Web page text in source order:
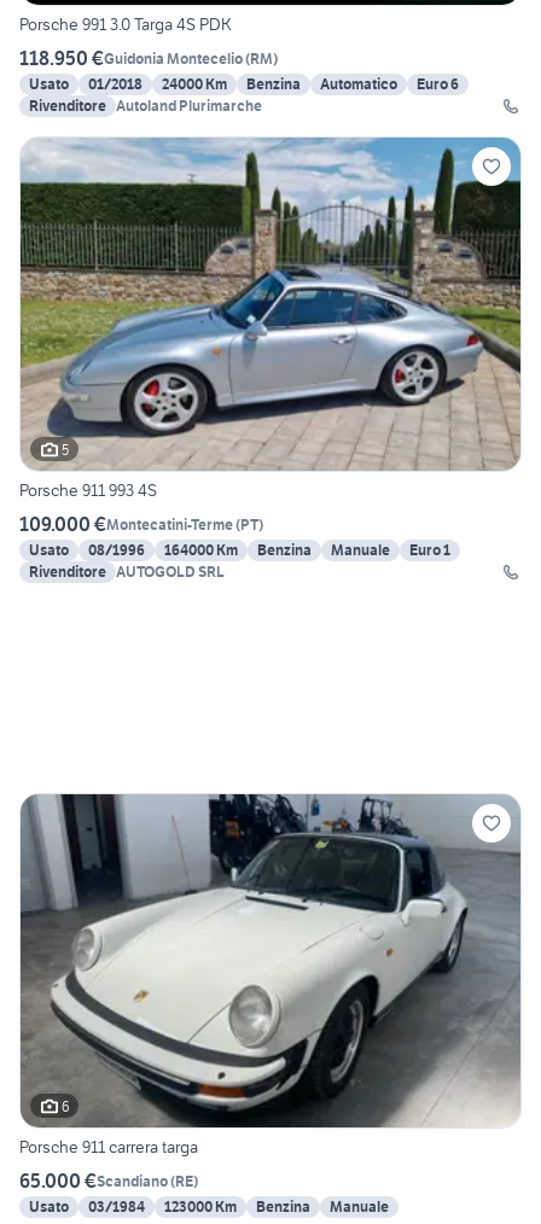
Porsche 991 3.0 Targa 4S PDK
118.950 €Guidonia Montecelio(RM)
Usato
01/2018 24000 Km Benzina Automatico
Euro 6
Rivenditore Autoland Plurimarche
5
Porsche 911 993 4S
109.000 €Montecatini-Terme(PT)
Usato
08/1996 164000 Km Benzina Manuale
Euro 1
Rivenditore AUTOGOLD SRL
6
Porsche 911 carrera targa
65.000 €Scandiano(RE)
Usato
03/1984 123000 Km Benzina Manuale